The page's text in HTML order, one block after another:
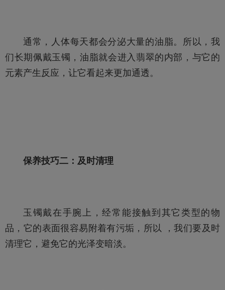
通常，人体每天都会分泌大量的油脂。所以，我
们长期佩戴玉镯 ，油脂就会进入翡翠的内部，与它的
元素产生反应，让它看起来更加通透。
保养技巧二：及时清理
玉镯戴在手腕上，经常能接触到其它类型的物
品，它的表面很容易附着有污垢，所以 ，我们要及时
清理它，避免它的光泽变暗淡。